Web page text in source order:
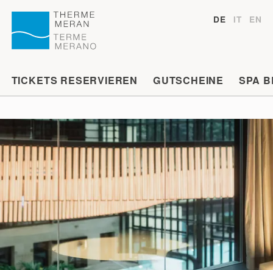
DE IT EN
TICKETS RESERVIEREN GUTSCHEINE SPA